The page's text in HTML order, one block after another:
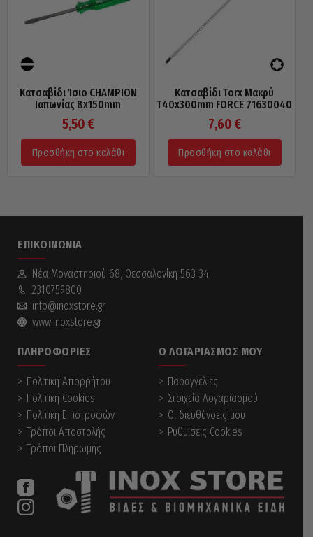
Κατσαβίδι Ίσιο CHAMPION
Ιαπωνίας 8x150mm
5,50 €
Προσθήκη στο καλάθι
Κατσαβίδι Torx Μακρύ
Τ40x300mm FORCE 71630040
7,60 €
Προσθήκη στο καλάθι
ΕΠΙΚΟΙΝΩΝΊΑ
Νέα Mοναστηριού 68, Θεσσαλονίκη 563 34
2310759800
info@inoxstore.gr
www.inoxstore.gr
ΠΛΗΡΟΦΟΡΊΕΣ
Πολιτική Απορρήτου
Πολιτική Cookies
Πολιτική Επιστροφών
Τρόποι Αποστολής
Τρόποι Πληρωμής
Ο ΛΟΓΑΡΙΑΣΜΌΣ ΜΟΥ
Παραγγελίες
Στοιχεία Λογαριασμού
Οι διευθύνσεις μου
Ρυθμίσεις Cookies